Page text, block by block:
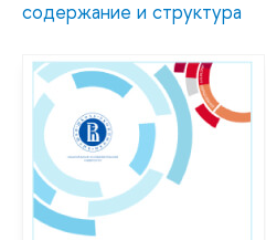
содержание и структура